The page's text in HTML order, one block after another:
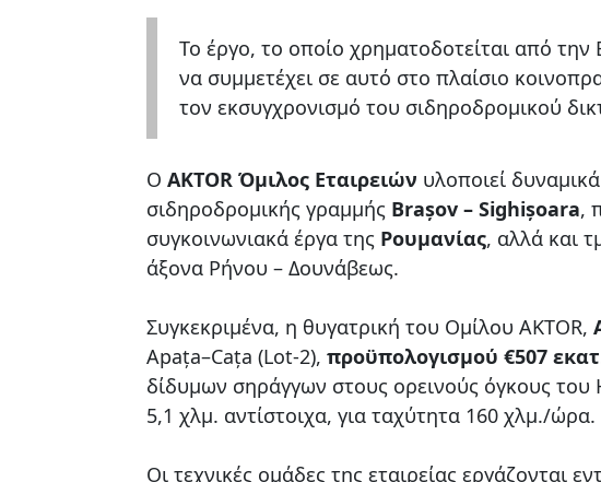
Το έργο, το οποίο χρηματοδοτείται από
να συμμετέχει σε αυτό στο πλαίσιο
τον εκσυγχρονισμό του σιδηροδρομικού
O AKTOR Όμιλος Εταιρειών υλοποιεί
σιδηροδρομικής γραμμής Brașov – Sighișoara,
συγκοινωνιακά έργα της Ρουμανίας, αλλά και
άξονα Ρήνου – Δουνάβεως.
Συγκεκριμένα, η θυγατρική του Ομίλου AKTOR,
Apața–Cața (Lot-2), προϋπολογισμού €507 εκατ
δίδυμων σηράγγων στους ορεινούς όγκους
5,1 χλμ. αντίστοιχα, για ταχύτητα 160 χλμ./ώρα.
Οι τεχνικές ομάδες της εταιρείας εργάζονται